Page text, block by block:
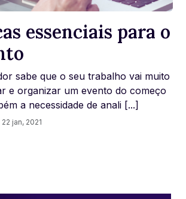
essenciais para o
sabe que o seu trabalho vai muito
e organizar um evento do começo
a necessidade de anali [...]
22 jan, 2021